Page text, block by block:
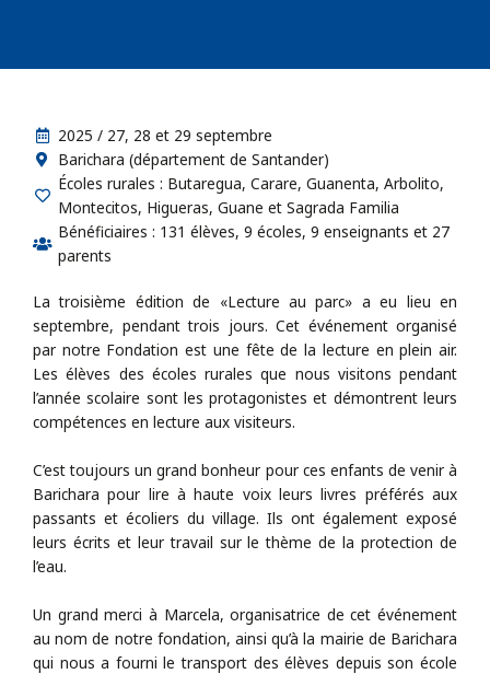
2025 / 27, 28 et 29 septembre
Barichara (département de Santander)
Écoles rurales : Butaregua, Carare, Guanenta, Arbolito,
Montecitos, Higueras, Guane et Sagrada Familia
Bénéficiaires : 131 élèves, 9 écoles, 9 enseignants et 27
parents
La troisième édition de «Lecture au parc» a eu lieu en
septembre, pendant trois jours. Cet événement organisé
par notre Fondation est une fête de la lecture en plein air.
Les élèves des écoles rurales que nous visitons pendant
l’année scolaire sont les protagonistes et démontrent leurs
compétences en lecture aux visiteurs.
C’est toujours un grand bonheur pour ces enfants de venir à
Barichara pour lire à haute voix leurs livres préférés aux
passants et écoliers du village. Ils ont également exposé
leurs écrits et leur travail sur le thème de la protection de
l’eau.
Un grand merci à Marcela, organisatrice de cet événement
au nom de notre fondation, ainsi qu’à la mairie de Barichara
qui nous a fourni le transport des élèves depuis son école